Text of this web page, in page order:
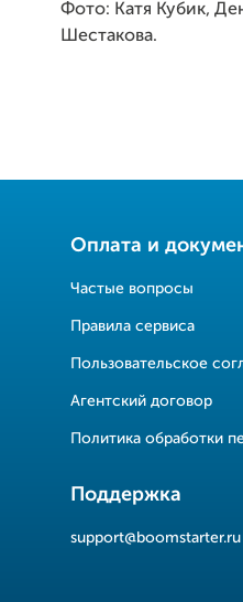
Фото: Катя Кубик,
Шестакова.
Оплата и
Частые вопросы
Правила сервиса
Пользовательское
Агентский договор
Политика обработки
Поддержка
support@boomstarter.ru